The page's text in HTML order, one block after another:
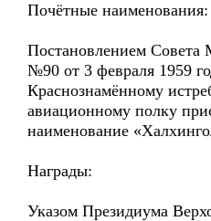
Почётные наименования:
Постановлением
№90 от 3 февраля 1959
Краснознамённому
авиационному полку
наименование
Награды:
Указом Президиума